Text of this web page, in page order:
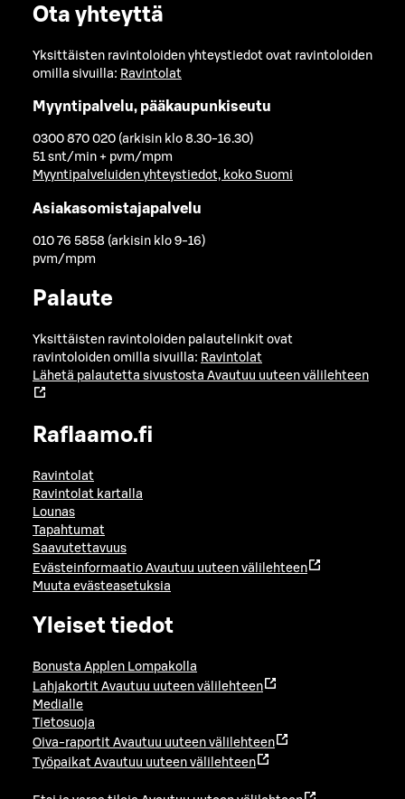
Ota yhteyttä
Yksittäisten ravintoloiden yhteystiedot ovat ravintoloiden
omilla sivuilla: Ravintolat
Myyntipalvelu, pääkaupunkiseutu
0300 870 020 (arkisin klo 8.30-16.30)
51 snt/min + pvm/mpm
Myyntipalveluiden yhteystiedot, koko Suomi
Asiakasomistajapalvelu
010 76 5858 (arkisin klo 9-16)
pvm/mpm
Palaute
Yksittäisten ravintoloiden palautelinkit ovat
ravintoloiden omilla sivuilla: Ravintolat
Lähetä palautetta sivustosta Avautuu uuteen välilehteen
Raflaamo.fi
Ravintolat
Ravintolat kartalla
Lounas
Tapahtumat
Saavutettavuus
Evästeinformaatio Avautuu uuteen välilehteen
Muuta evästeasetuksia
Yleiset tiedot
Bonusta Applen Lompakolla
Lahjakortit Avautuu uuteen välilehteen
Medialle
Tietosuoja
Oiva-raportit Avautuu uuteen välilehteen
Työpaikat Avautuu uuteen välilehteen